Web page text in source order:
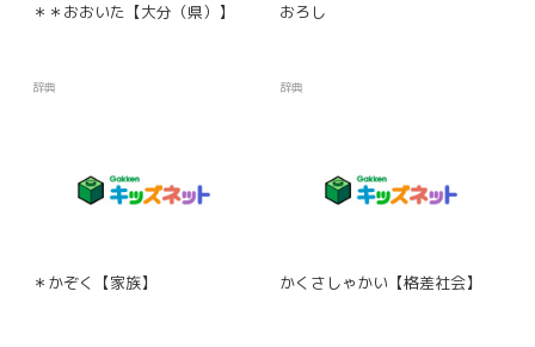
＊＊おおいた【大分（県）】
辞典
おろし
辞典
＊かぞく【家族】 かくさしゃかい【格差社会】